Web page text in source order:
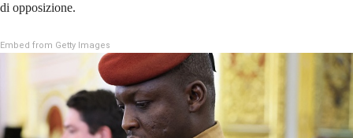
di opposizione.
Embed from Getty Images